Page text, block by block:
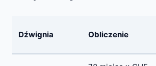
Dźwignia Obliczenie